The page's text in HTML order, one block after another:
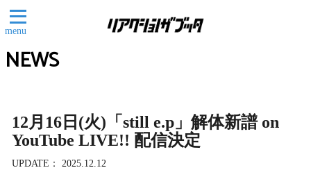
menu
NEWS
12月16日(火)「still e.p」解体新譜 on
YouTube LIVE!! 配信決定
UPDATE 2025.12.12